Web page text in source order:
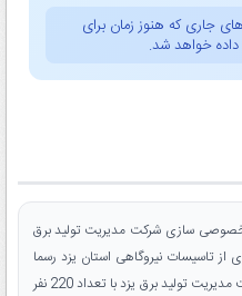
جاری که هنوز زمان برای
داده خواهد شد.
خصوصی سازی شرکت مدیریت تولید برق
بهره برداری از تاسیسات نیروگاهی استان یزد رسما
فعالیت خود را آغاز نمود. در حال حاضر شرکت مدیریت تولید برق یزد با تعداد 220 نفر